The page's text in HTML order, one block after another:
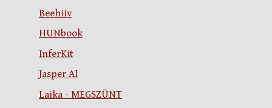
Beehiiv
HUNbook
InferKit
Jasper AI
Laika - MEGSZÜNT